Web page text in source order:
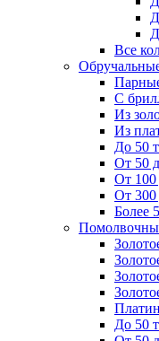
Все
С
Из
Из
До 50
От 50
От 100
От 300
Более
До 50